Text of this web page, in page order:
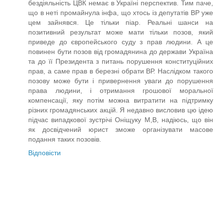
бездіяльність ЦВК немає в Україні перспектив. Тим паче,
що в неті промайнула інфа, що хтось із депутатів ВР уже
цем зайнявся. Це тільки піар. Реальні шанси на
позитивний результат може мати тільки позов, який
приведе до європейського суду з прав людини. А це
повинен бути позов від громадянина до держави Україна
та до її Президента з питань порушення конституційних
прав, а саме прав в березні обрати ВР. Наслідком такого
позову може бути і привернення уваги до порушення
права людини, і отримання грошової моральної
компенсації, яку потім можна витратити на підтримку
різних громадянських акцій. Я недавно висловив цю ідею
підчас випадкової зустрічі Оніщуку М,В, надіюсь, що він
як досвідчений юрист зможе організувати масове
подання таких позовів.
Відповісти